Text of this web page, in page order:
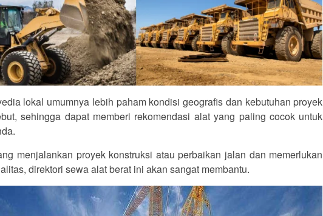
lokal umumnya lebih paham kondisi geografis dan kebutuhan proyek
sehingga dapat memberi rekomendasi alat yang paling cocok untuk
menjalankan proyek konstruksi atau perbaikan jalan dan memerlukan
direktori sewa alat berat ini akan sangat membantu.